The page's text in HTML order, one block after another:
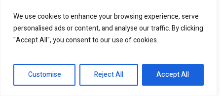
We use cookies to enhance your browsing experience, serve
personalised ads or content, and analyse our traffic. By clicking
"Accept All", you consent to our use of cookies.
Customise Reject All Accept All